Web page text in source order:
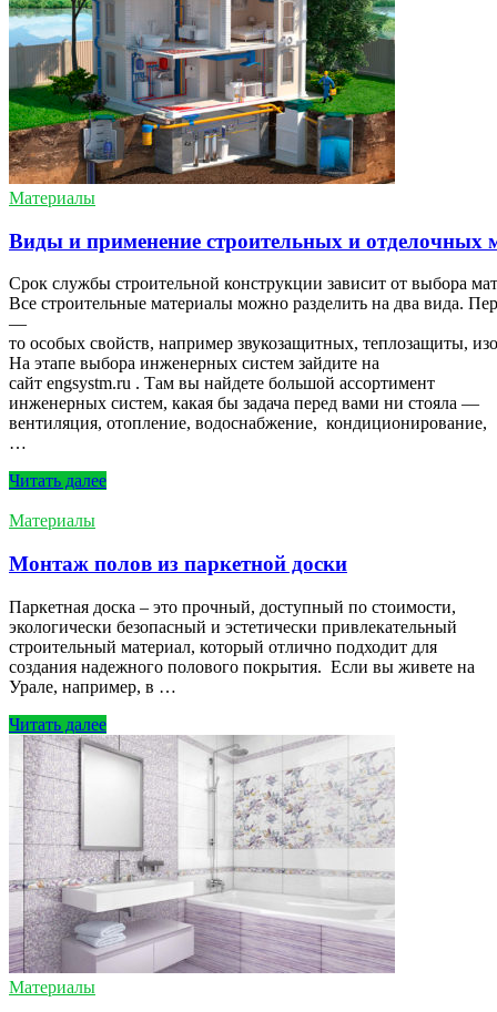
Материалы
Виды и применение строительных и отделочных
Срок службы строительной конструкции зависит от выбора
Все строительные материалы можно разделить на два вида.
—
то особых свойств, например звукозащитных, теплозащиты,
На этапе выбора инженерных систем зайдите на
сайт engsystm.ru . Там вы найдете большой ассортимент
инженерных систем, какая бы задача перед вами ни стояла —
вентиляция, отопление, водоснабжение, кондиционирование,
…
Читать далеe
Материалы
Монтаж полов из паркетной доски
Паркетная доска – это прочный, доступный по стоимости,
экологически безопасный и эстетически привлекательный
строительный материал, который отлично подходит для
создания надежного полового покрытия. Если вы живете на
Урале, например, в …
Читать далеe
Материалы